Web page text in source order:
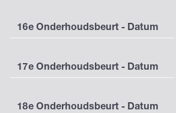
16e Onderhoudsbeurt - Datum
17e Onderhoudsbeurt - Datum
18e Onderhoudsbeurt - Datum